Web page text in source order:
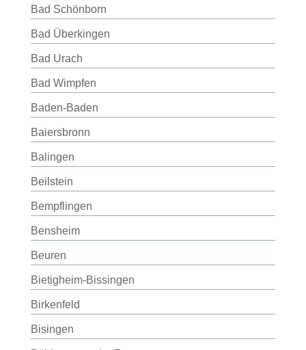
Bad Schönborn
Bad Überkingen
Bad Urach
Bad Wimpfen
Baden-Baden
Baiersbronn
Balingen
Beilstein
Bempflingen
Bensheim
Beuren
Bietigheim-Bissingen
Birkenfeld
Bisingen